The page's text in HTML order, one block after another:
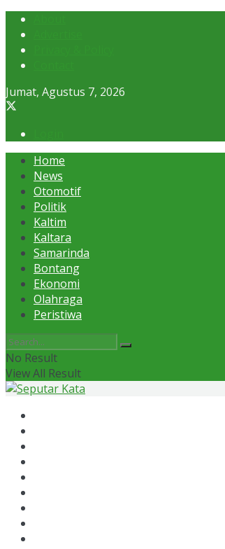
Jumat, Agustus 7, 2026
Home
News
Otomotif
Politik
Kaltim
Kaltara
Samarinda
Bontang
Ekonomi
Olahraga
Peristiwa
No Result
View All Result